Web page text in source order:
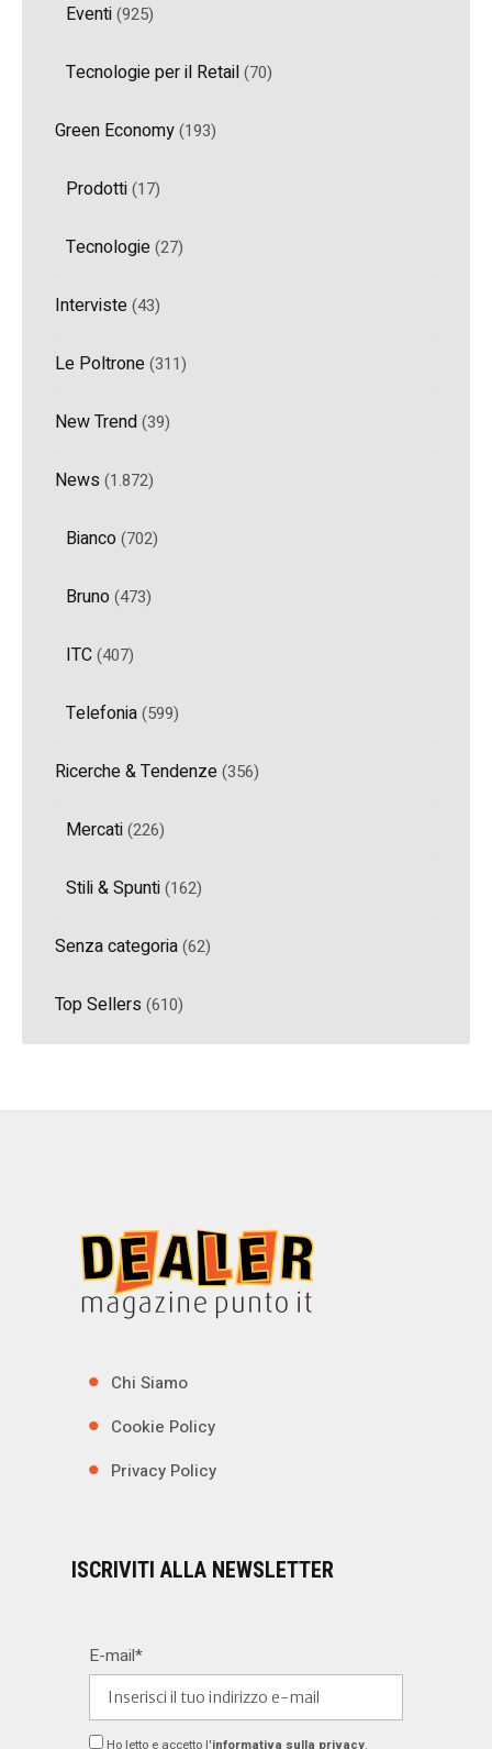
Eventi(925)
Tecnologie per il Retail(70)
Green Economy(193)
Prodotti(17)
Tecnologie(27)
Interviste(43)
Le Poltrone(311)
New Trend(39)
News (1.872)
Bianco(702)
Bruno(473)
ITC(407)
Telefonia(599)
Ricerche & Tendenze(356)
Mercati(226)
Stili & Spunti(162)
Senza categoria(62)
Top Sellers (610)
Chi Siamo
Cookie Policy
Privacy Policy
ISCRIVITI ALLA NEWSLETTER
E-mail*